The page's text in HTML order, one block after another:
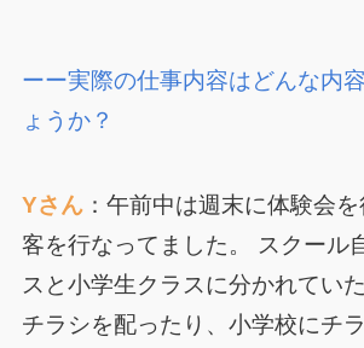
ーー実際の仕事内容はどんな内
ょうか？
Yさん：午前中は週末に体験会
客を行なってました。 スクール
スと小学生クラスに分かれてい
チラシを配ったり、小学校にチ